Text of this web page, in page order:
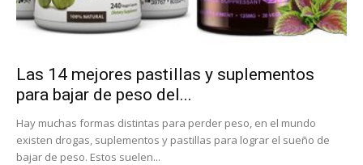
Las 14 mejores pastillas y suplementos
para bajar de peso del...
Hay muchas formas distintas para perder peso, en el mundo
existen drogas, suplementos y pastillas para lograr el sueño de
bajar de peso. Estos suelen...